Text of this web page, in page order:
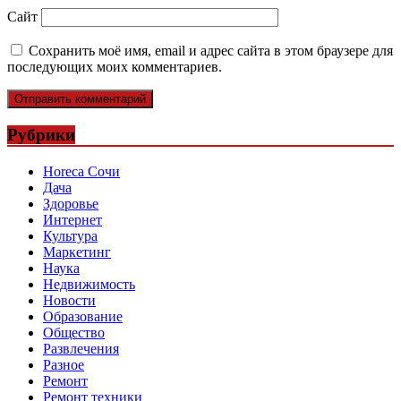
Сайт
Сохранить моё имя, email и адрес сайта в этом браузере для
последующих моих комментариев.
Рубрики
Horeca Сочи
Дача
Здоровье
Интернет
Культура
Маркетинг
Наука
Недвижимость
Новости
Образование
Общество
Развлечения
Разное
Ремонт
Ремонт техники